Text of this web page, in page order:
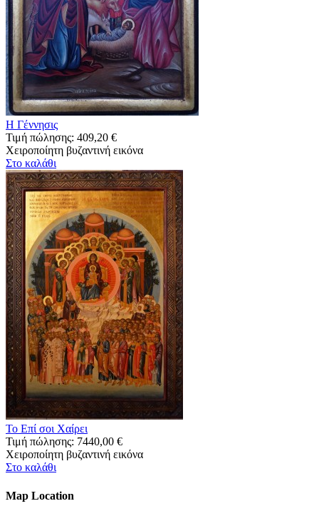
Η Γέννησις
Τιμή πώλησης: 409,20 €
Χειροποίητη βυζαντινή εικόνα
Στο καλάθι
Το Επί σοι Χαίρει
Τιμή πώλησης: 7440,00 €
Χειροποίητη βυζαντινή εικόνα
Στο καλάθι
Map Location